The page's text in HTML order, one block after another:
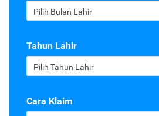
Pilih Bulan Lahir
Tahun Lahir
Pilih Tahun Lahir
Cara Klaim